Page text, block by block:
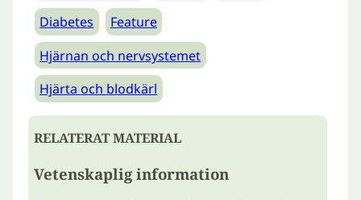
Diabetes
Feature
Hjärnan och nervsystemet
Hjärta och blodkärl
RELATERAT MATERIAL
Vetenskaplig information